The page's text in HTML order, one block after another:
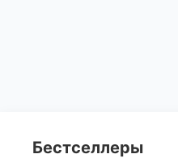
Бестселлеры